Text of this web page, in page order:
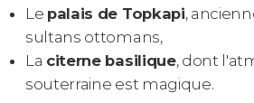
Le palais de Topkapi,
sultans ottomans,
La citerne basilique, dont
souterraine est magique.